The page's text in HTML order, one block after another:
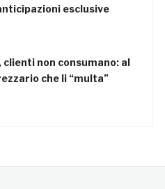
esclusive
clienti non consumano: al
che li “multa”